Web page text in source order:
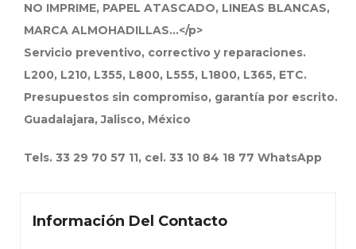
NO IMPRIME, PAPEL ATASCADO, LINEAS BLANCAS,
MARCA ALMOHADILLAS...</p>
Servicio preventivo, correctivo y reparaciones.
L200, L210, L355, L800, L555, L1800, L365, ETC.
Presupuestos sin compromiso, garantía por escrito.
Guadalajara, Jalisco, México
Tels. 33 29 70 57 11, cel. 33 10 84 18 77 WhatsApp
Información Del Contacto